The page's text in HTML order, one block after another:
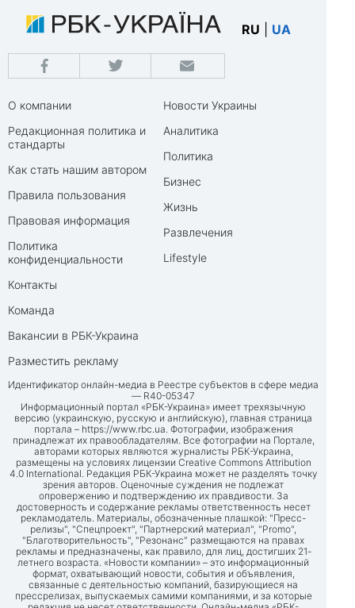
RU UA
О компании
Редакционная политика и
стандарты
Как стать нашим автором
Правила пользования
Правовая информация
Политика
конфиденциальности
Контакты
Команда
Вакансии в РБК-Украина
Разместить рекламу
Новости Украины
Аналитика
Политика
Бизнес
Жизнь
Развлечения
Lifestyle
Идентификатор онлайн-медиа в Реестре субъектов в сфере медиа
— R40-05347
Информационный портал «РБК-Украина» имеет трехязычную
версию (украинскую, русскую и английскую), главная страница
портала – https://www.rbc.ua. Фотографии, изображения
принадлежат их правообладателям. Все фотографии на Портале,
авторами которых являются журналисты РБК-Украина,
размещены на условиях лицензии Creative Commons Attribution
4.0 International. Редакция РБК-Украина может не разделять точку
зрения авторов. Оценочные суждения не подлежат
опровержению и подтверждению их правдивости. За
достоверность и содержание рекламы ответственность несет
рекламодатель. Материалы, обозначенные плашкой: "Пресс-
релизы", "Спецпроект", "Партнерский материал", "Promo",
"Благотворительность", "Резонанс" размещаются на правах
рекламы и предназначены, как правило, для лиц, достигших 21-
летнего возраста. «Новости компании» – это информационный
формат, охватывающий новости, события и объявления,
связанные с деятельностью компаний, базирующиеся на
прессрелизах, выпускаемых самими компаниями, и за которые